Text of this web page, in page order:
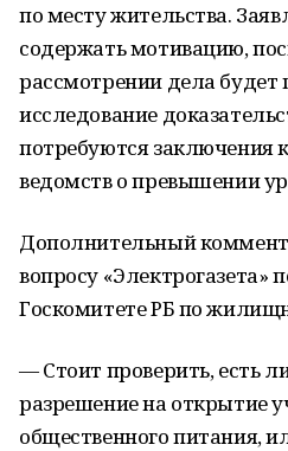
по месту жительства.
содержать мотивацию,
рассмотрении дела будет
исследование
потребуются
ведомств о превышении
Дополнительный
вопросу «Электрогазета»
Госкомитете РБ по
— Стоит проверить, есть
разрешение на открытие
общественного питания,